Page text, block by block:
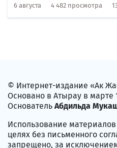
6 августа 4 482 просмотра
© Интернет-издание «Ак
Основано в Атырау в марте
Основатель Абдильда
Использование
целях без письменного
запрещено, за